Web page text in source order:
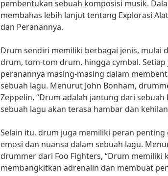
pembentukan sebuah komposisi musik.
membahas lebih lanjut tentang Explorasi
dan Peranannya.
Drum sendiri memiliki berbagai jenis, mulai
drum, tom-tom drum, hingga cymbal.
peranannya masing-masing dalam
sebuah lagu. Menurut John Bonham,
Zeppelin, “Drum adalah jantung dari sebuah
sebuah lagu akan terasa hambar dan
Selain itu, drum juga memiliki peran
emosi dan nuansa dalam sebuah lagu.
drummer dari Foo Fighters, “Drum memiliki
membangkitkan adrenalin dan membuat